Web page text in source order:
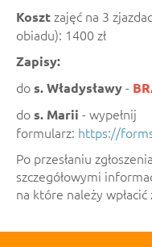
Kosztzajęć na 3
obiadu): 1400 zł
Zapisy:
dos. Władysławy-
dos. Marii - wypełnij
formularz: https://
Po przesłaniu
szczegółowymi
na które należy wpłacić